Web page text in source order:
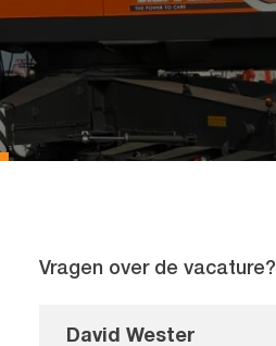
Vragen over de vacature?
David Wester